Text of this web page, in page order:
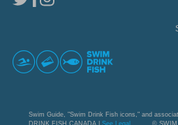
Swim Guide, "Swim Drink Fish icons," and